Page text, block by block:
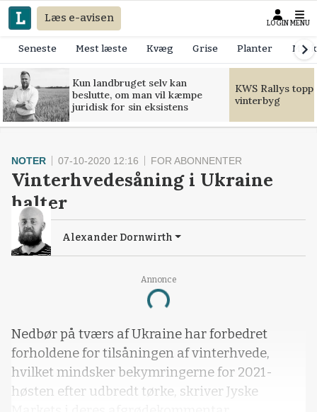
Læs e-avisen LOGIN MENU
Seneste Mest læste Kvæg Grise Planter
Kun landbruget selv kan
beslutte, om man vil kæmpe
juridisk for sin eksistens
KWS Rallys
vinterbyg
Annonce
Loading...
NOTER 07-10-2020 12:16 FOR ABONNENTER
Vinterhvedesåning i Ukraine
halter
Alexander Dornwirth
Nedbør på tværs af Ukraine har forbedret
forholdene for tilsåningen af vinterhvede,
hvilket mindsker bekymringerne for 2021-
høsten efter udbredt tørke, skriver Jyske